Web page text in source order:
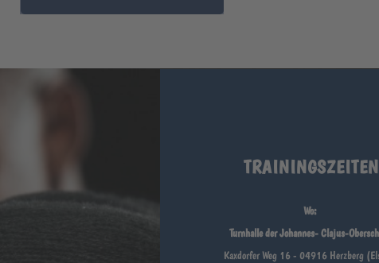
TRAININGSZEITEN
Wo:
Turnhalle der Johannes- Clajus-
Kaxdorfer Weg 16 - 04916 Herzberg